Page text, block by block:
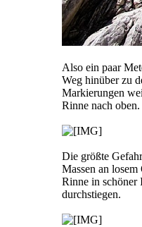
Also ein paar
Weg hinüber zu
Markierungen
Rinne nach oben.
Die größte
Massen an losem
Rinne in schöner
durchstiegen.